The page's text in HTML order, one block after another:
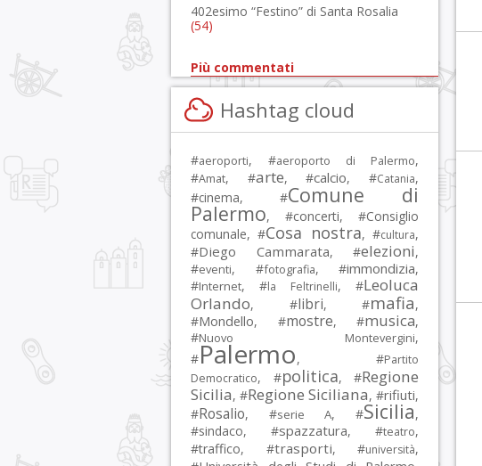
402esimo “Festino” di Santa Rosalia
(54)
Più commentati
Hashtag cloud
#aeroporti, #aeroporto di Palermo,
#Amat, #arte, #calcio, #Catania,
#cinema, #Comune di
Palermo, #concerti, #Consiglio
comunale, #Cosa nostra, #cultura,
#Diego Cammarata, #elezioni,
#eventi, #fotografia, #immondizia,
#Internet, #la Feltrinelli, #Leoluca
Orlando, #libri, #mafia,
#Mondello, #mostre, #musica,
#Nuovo Montevergini,
#Palermo, #Partito
Democratico, #politica, #Regione
Sicilia, #Regione Siciliana, #rifiuti,
#Rosalio, #serie A, #Sicilia,
#sindaco, #spazzatura, #teatro,
#traffico, #trasporti, #università,